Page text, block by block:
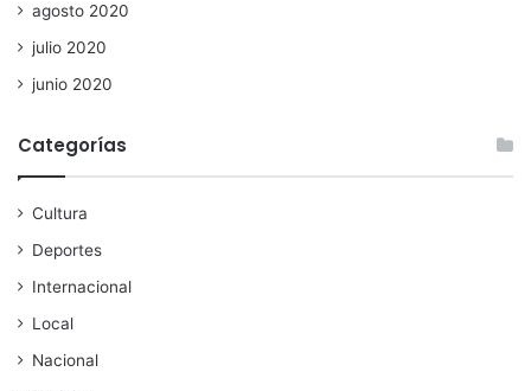
agosto 2020
julio 2020
junio 2020
Categorías
Cultura
Deportes
Internacional
Local
Nacional